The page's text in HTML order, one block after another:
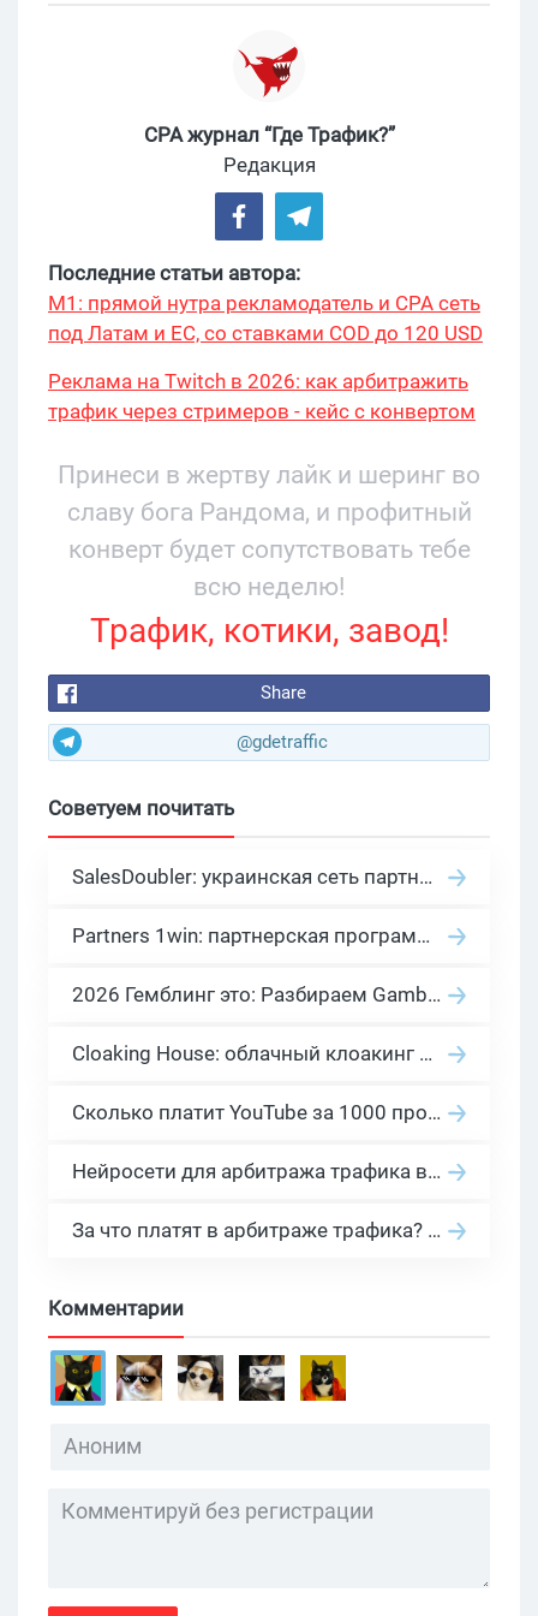
CPA журнал “Где Трафик?”
Редакция
Последние статьи автора:
М1: прямой нутра рекламодатель и CPA сеть
под Латам и ЕС, со ставками COD до 120 USD
Реклама на Twitch в 2026: как арбитражить
трафик через стримеров - кейс с конвертом
Принеси в жертву лайк и шеринг во
славу бога Рандома, и профитный
конверт будет сопутствовать тебе
всю неделю!
Трафик, котики, завод!
Share
@gdetraffic
Советуем почитать
SalesDoubler: украинская сеть партнерских программ с оплатой за действие
Partners 1win: партнерская программа казино в нише гемблинг арбитраж
2026 Гемблинг это: Разбираем Gambling вертикаль, и все что связано с гемблинг и беттинг офферами
Cloaking House: облачный клоакинг для фильтрации ботов FB и Google Ads — гайд PHP-интеграции 2026
Сколько платит YouTube за 1000 просмотров в 2026: реальные цифры от 0.5 до 36 USD по ГЕО
Нейросети для арбитража трафика в 2026: инструменты, кейсы и AI-медиабайеры
За что платят в арбитраже трафика? 30 моделей оплаты в бурж и СНГ партнерках
Комментарии